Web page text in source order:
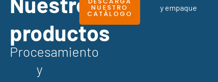
productos
Procesamiento
y
NUESTRO
CATÁLOGO
y empaque